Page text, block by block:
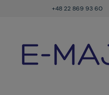
+48 22 869 93 60